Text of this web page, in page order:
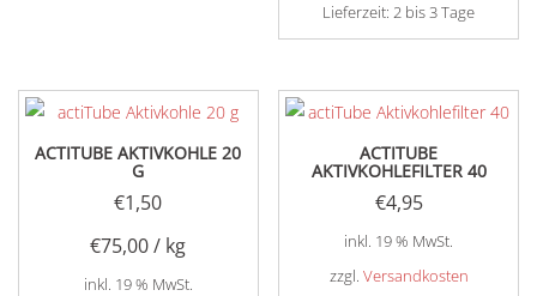
Lieferzeit:2 bis 3 Tage
ACTITUBE AKTIVKOHLE 20
G
€1,50
€75,00/ kg
inkl. 19 % MwSt.
ACTITUBE
AKTIVKOHLEFILTER 40
€4,95
inkl. 19 % MwSt.
zzgl. Versandkosten